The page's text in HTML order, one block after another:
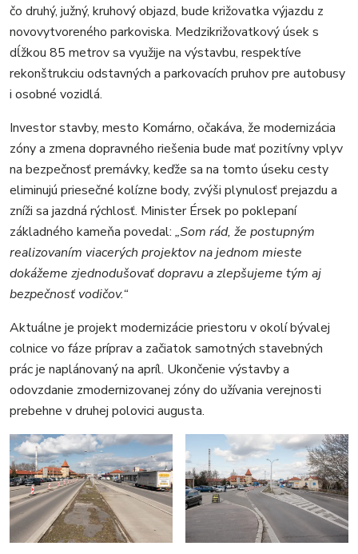
čo druhý, južný, kruhový objazd, bude križovatka výjazdu z
novovytvoreného parkoviska. Medzikrižovatkový úsek s
dĺžkou 85 metrov sa využije na výstavbu, respektíve
rekonštrukciu odstavných a parkovacích pruhov pre autobusy
i osobné vozidlá.
Investor stavby, mesto Komárno, očakáva, že modernizácia
zóny a zmena dopravného riešenia bude mať pozitívny vplyv
na bezpečnosť premávky, keďže sa na tomto úseku cesty
eliminujú priesečné kolízne body, zvýši plynulosť prejazdu a
zníži sa jazdná rýchlosť. Minister Érsek po poklepaní
základného kameňa povedal: „Som rád, že postupným
realizovaním viacerých projektov na jednom mieste
dokážeme zjednodušovať dopravu a zlepšujeme tým aj
bezpečnosť vodičov.“
Aktuálne je projekt modernizácie priestoru v okolí bývalej
colnice vo fáze príprav a začiatok samotných stavebných
prác je naplánovaný na apríl. Ukončenie výstavby a
odovzdanie zmodernizovanej zóny do užívania verejnosti
prebehne v druhej polovici augusta.